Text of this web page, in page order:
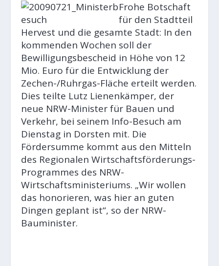
Frohe Botschaft
für den Stadtteil
Hervest und die gesamte Stadt: In den
kommenden Wochen soll der
Bewilligungsbescheid in Höhe von 12
Mio. Euro für die Entwicklung der
Zechen-/Ruhrgas-Fläche erteilt werden.
Dies teilte Lutz Lienenkämper, der
neue NRW-Minister für Bauen und
Verkehr, bei seinem Info-Besuch am
Dienstag in Dorsten mit. Die
Fördersumme kommt aus den Mitteln
des Regionalen Wirtschaftsförderungs-
Programmes des NRW-
Wirtschaftsministeriums. „Wir wollen
das honorieren, was hier an guten
Dingen geplant ist“, so der NRW-
Bauminister.